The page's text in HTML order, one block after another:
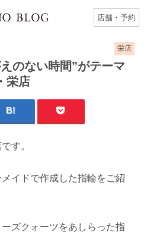
店舗・予約
のリフォームリング・栄店
栄店
のない時間”がテーマ
栄店
す。
イドで作成した指輪をご紹
ズクォーツをあしらった指